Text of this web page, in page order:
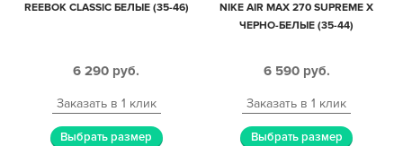
REEBOK CLASSIC БЕЛЫЕ (35-46)
6 290 руб.
Заказать в 1 клик
Выбрать размер
NIKE AIR MAX 270 SUPREME X
ЧЕРНО-БЕЛЫЕ (35-44)
6 590 руб.
Заказать в 1 клик
Выбрать размер